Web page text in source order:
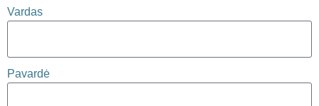
Vardas
Pavardė